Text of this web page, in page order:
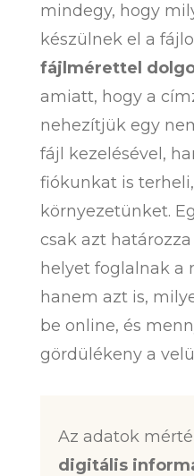
mindegy, hogy
készülnek el a
fájlmérettel
amiatt, hogy a
nehezítjük egy
fájl kezelésével,
fiókunkat is
környezetünket.
csak azt
helyet foglalnak a
hanem azt is,
be online, és
gördülékeny a
Az adatok
digitális